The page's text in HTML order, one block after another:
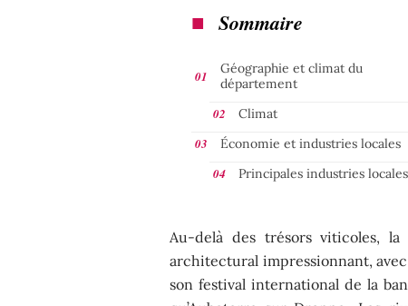
Sommaire
Géographie et climat du
département
Climat
Économie et industries locales
Principales industries locales
Au-delà des trésors viticoles,
architectural impressionnant,
son festival international de la